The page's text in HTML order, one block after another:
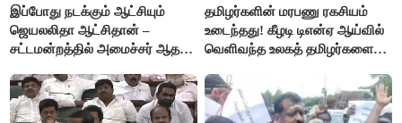
இப்போது நடக்கும் ஆட்சியும்
ஜெயலலிதா ஆட்சிதான் –
சட்டமன்றத்தில் அமைச்சர் ஆதவ்
தமிழர்களின் மரபணு ரகசியம்
உடைந்தது! கீழடி டிஎன்ஏ ஆய்வில்
வெளிவந்த உலகத் தமிழர்களை